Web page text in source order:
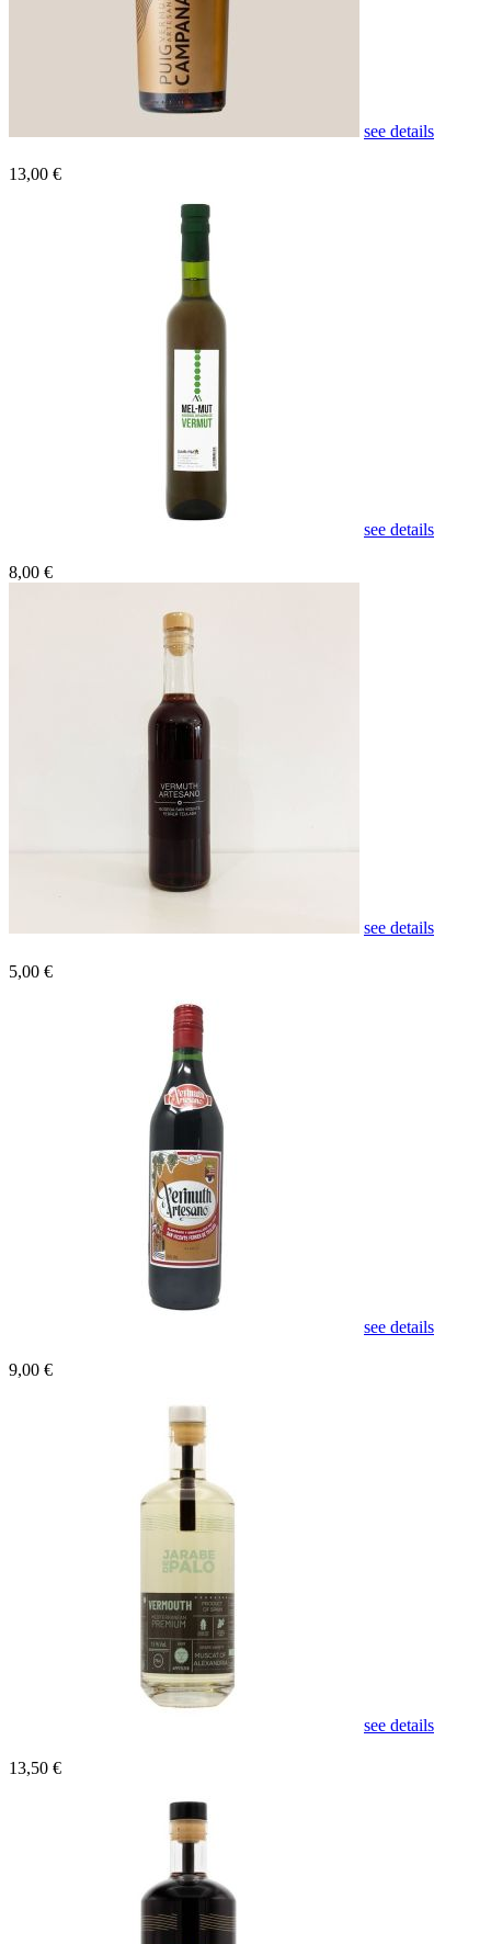
see details
13,00 €
see details
8,00 €
see details
5,00 €
see details
9,00 €
see details
13,50 €